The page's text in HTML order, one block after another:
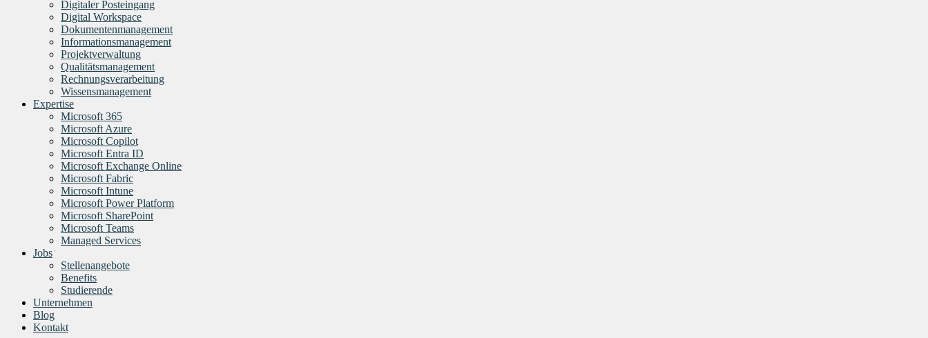
Digitaler Posteingang
Digital Workspace
Dokumentenmanagement
Informationsmanagement
Projektverwaltung
Qualitätsmanagement
Rechnungsverarbeitung
Wissensmanagement
Expertise
Microsoft 365
Microsoft Azure
Microsoft Copilot
Microsoft Entra ID
Microsoft Exchange Online
Microsoft Fabric
Microsoft Intune
Microsoft Power Platform
Microsoft SharePoint
Microsoft Teams
Managed Services
Jobs
Stellenangebote
Benefits
Studierende
Unternehmen
Blog
Kontakt